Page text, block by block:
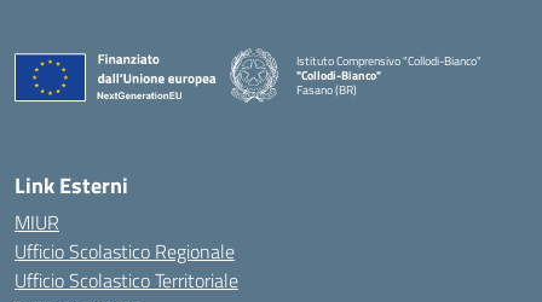
Istituto Comprensivo "Collodi-Bianco"
"Collodi-Bianco"
Fasano (BR)
Link Esterni
MIUR
Ufficio Scolastico Regionale
Ufficio Scolastico Territoriale